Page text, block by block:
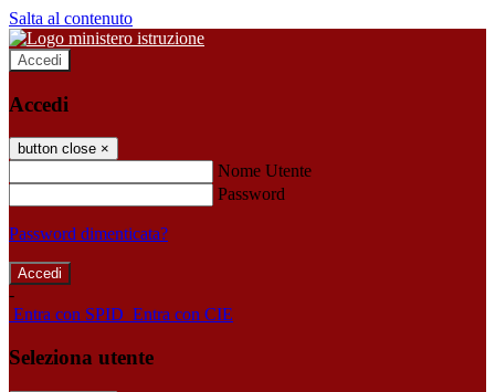
Salta al contenuto
Accedi
Accedi
button close ×
Nome Utente
Password
Password dimenticata?
-
Entra con SPID Entra con CIE
Seleziona utente